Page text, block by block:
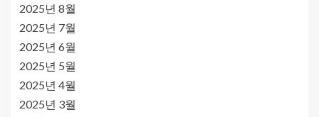
2025년 8월
2025년 7월
2025년 6월
2025년 5월
2025년 4월
2025년 3월